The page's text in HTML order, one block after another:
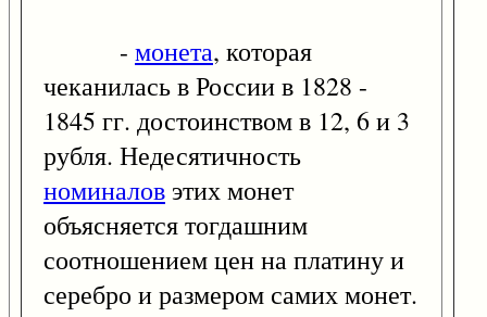
- монета, которая
чеканилась в России в 1828 -
1845 гг. достоинством в 12, 6 и 3
рубля. Недесятичность
номиналовэтих монет
объясняется тогдашним
соотношением цен на платину и
серебро и размером самих монет.